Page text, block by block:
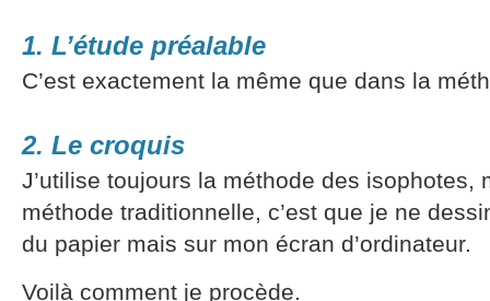
1. L’étude préalable
C’est exactement la même que dans la
2. Le croquis
J’utilise toujours la méthode des isophotes,
méthode traditionnelle, c’est que je ne
du papier mais sur mon écran d’ordinateur.
Voilà comment je procède.